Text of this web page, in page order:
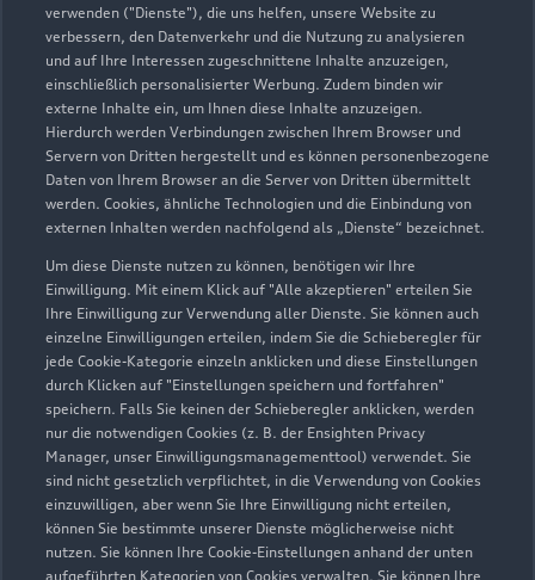
verwenden ("Dienste"), die uns helfen, unsere Website zu
verbessern, den Datenverkehr und die Nutzung zu analysieren
und auf Ihre Interessen zugeschnittene Inhalte anzuzeigen,
einschließlich personalisierter Werbung. Zudem binden wir
externe Inhalte ein, um Ihnen diese Inhalte anzuzeigen.
Hierdurch werden Verbindungen zwischen Ihrem Browser und
Servern von Dritten hergestellt und es können personenbezogene
Daten von Ihrem Browser an die Server von Dritten übermittelt
werden. Cookies, ähnliche Technologien und die Einbindung von
externen Inhalten werden nachfolgend als „Dienste“ bezeichnet.
Um diese Dienste nutzen zu können, benötigen wir Ihre
Einwilligung. Mit einem Klick auf "Alle akzeptieren" erteilen Sie
Ihre Einwilligung zur Verwendung aller Dienste. Sie können auch
einzelne Einwilligungen erteilen, indem Sie die Schieberegler für
jede Cookie-Kategorie einzeln anklicken und diese Einstellungen
durch Klicken auf "Einstellungen speichern und fortfahren"
speichern. Falls Sie keinen der Schieberegler anklicken, werden
nur die notwendigen Cookies (z. B. der Ensighten Privacy
Manager, unser Einwilligungsmanagementtool) verwendet. Sie
sind nicht gesetzlich verpflichtet, in die Verwendung von Cookies
einzuwilligen, aber wenn Sie Ihre Einwilligung nicht erteilen,
können Sie bestimmte unserer Dienste möglicherweise nicht
nutzen. Sie können Ihre Cookie-Einstellungen anhand der unten
aufgeführten Kategorien von Cookies verwalten. Sie können Ihre
Autohaus Moll Kaarst
GmbH
Servicepartner e-tron
Königsberger Straße 2
41564 Kaarst